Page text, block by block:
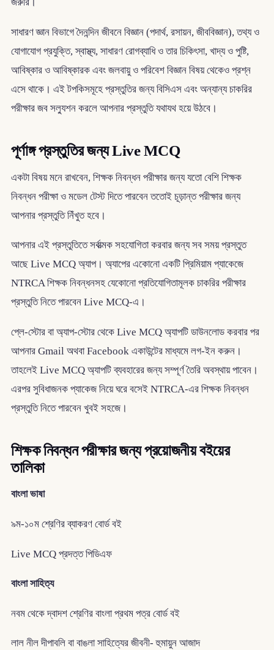
জরুরি।
সাধারণ জ্ঞান বিভাগে দৈনন্দিন জীবনে বিজ্ঞান (পদার্থ, রসায়ন, জীববিজ্ঞান), তথ্য ও
যোগাযোগ প্রযুক্তি, স্বাস্থ্য, সাধারণ রোগব্যাধি ও তার চিকিৎসা, খাদ্য ও পুষ্টি,
আবিষ্কার ও আবিষ্কারক এবং জলবায়ু ও পরিবেশ বিজ্ঞান বিষয় থেকেও প্রশ্ন
এসে থাকে। এই টপকিসমূহে প্রস্তুতির জন্য বিসিএস এবং অন্যান্য চাকরির
পরীক্ষার জব সল্যুশন করলে আপনার প্রস্তুতি যথাযথ হয়ে উঠবে।
পূর্ণাঙ্গ প্রস্তুতির জন্য Live MCQ
একটা বিষয় মনে রাখবেন, শিক্ষক নিবন্ধন পরীক্ষার জন্য যতো বেশি শিক্ষক
নিবন্ধন পরীক্ষা ও মডেল টেস্ট দিতে পারবেন ততোই চূড়ান্ত পরীক্ষার জন্য
আপনার প্রস্তুতি নিঁখুত হবে।
আপনার এই প্রস্তুতিতে সর্বাত্মক সহযোগিতা করবার জন্য সব সময় প্রস্তুত
আছে Live MCQ অ্যাপ। অ্যাপের একোনো একটি প্রিমিয়াম প্যাকেজে
NTRCA শিক্ষক নিবন্ধনসহ যেকোনো প্রতিযোগিতামূলক চাকরির পরীক্ষার
প্রস্তুতি নিতে পারবেন Live MCQ-এ।
প্লে-স্টোর বা অ্যাপ-স্টোর থেকে Live MCQ অ্যাপটি ডাউনলোড করবার পর
আপনার Gmail অথবা Facebook একাউন্টের মাধ্যমে লগ-ইন করুন।
তাহলেই Live MCQ অ্যাপটি ব্যবহারের জন্য সম্পূর্ণ তৈরি অবস্থায় পাবেন।
এরপর সুবিধাজনক প্যাকেজ নিয়ে ঘরে বসেই NTRCA-এর শিক্ষক নিবন্ধন
প্রস্তুতি নিতে পারবেন খুবই সহজে।
শিক্ষক নিবন্ধন পরীক্ষার জন্য প্রয়োজনীয় বইয়ের
তালিকা
বাংলা ভাষা
৯ম-১০ম শ্রেণির ব্যাকরণ বোর্ড বই
Live MCQ প্রদত্ত পিডিএফ
বাংলা সাহিত্য
নবম থেকে দ্বাদশ শ্রেণির বাংলা প্রথম পত্র বোর্ড বই
লাল নীল দীপাবলি বা বাঙলা সাহিত্যের জীবনী- হুমায়ুন আজাদ